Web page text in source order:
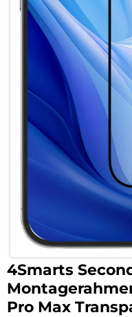
4Smarts
Pro Max